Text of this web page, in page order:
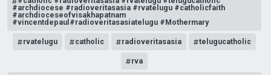
#archdiocese #radioveritasasia #rvatelugu #catholicfaith
#archdioceseofvisakhapatnam
#vincentdepaul#radioveritasasiatelugu #Mothermary
rvatelugu catholic radioveritasasia telugucatholic
rva